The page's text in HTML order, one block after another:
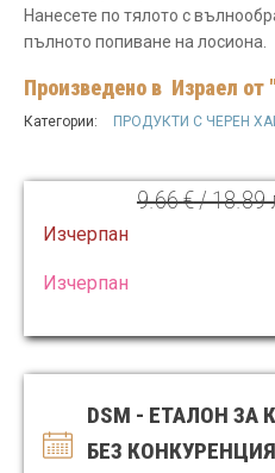
Нанесете по тялото с
пълното попиване на лосиона.
Произведено в Израел от
Категории: ПРОДУКТИ С ЧЕРЕН
9.66€/ 18.89
Original
9.66 €
/
18.89 лв..
Текущата
8.13 €
/
15.90 лв..
Изчерпан
Изчерпан
DSM - ЕТАЛОН ЗА
БЕЗ КОНКУРЕНЦИЯ